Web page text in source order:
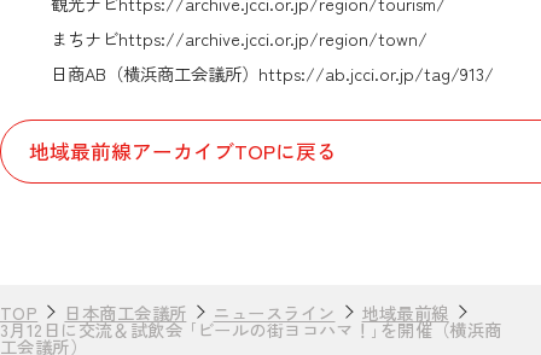
まちナビhttps://archive.jcci.or.jp/region/town/
日商AB（横浜商工会議所） https://ab.jcci.or.jp/tag/913/
地域最前線アーカイブTOPに戻る
TOP 日本商工会議所 ニュースライン 地域最前線
3月12日に交流＆試飲会 ｢ビールの街ヨコハマ！｣を開催（横浜商
工会議所）